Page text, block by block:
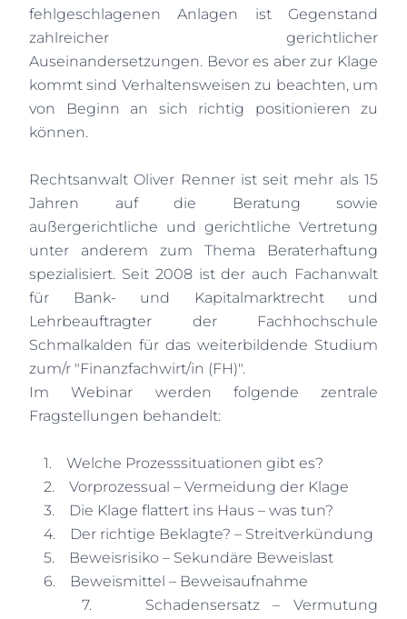
fehlgeschlagenen Anlagen ist Gegenstand
zahlreicher gerichtlicher
Auseinandersetzungen. Bevor es aber zur Klage
kommt sind Verhaltensweisen zu beachten, um
von Beginn an sich richtig positionieren zu
können.
Rechtsanwalt Oliver Renner ist seit mehr als 15
Jahren auf die Beratung sowie
außergerichtliche und gerichtliche Vertretung
unter anderem zum Thema Beraterhaftung
spezialisiert. Seit 2008 ist der auch Fachanwalt
für Bank- und Kapitalmarktrecht und
Lehrbeauftragter der Fachhochschule
Schmalkalden für das weiterbildende Studium
zum/r "Finanzfachwirt/in (FH)".
Im Webinar werden folgende zentrale
Fragstellungen behandelt:
1. Welche Prozesssituationen gibt es?
2. Vorprozessual – Vermeidung der Klage
3. Die Klage flattert ins Haus – was tun?
4. Der richtige Beklagte? – Streitverkündung
5. Beweisrisiko – Sekundäre Beweislast
6. Beweismittel – Beweisaufnahme
7. Schadensersatz – Vermutung